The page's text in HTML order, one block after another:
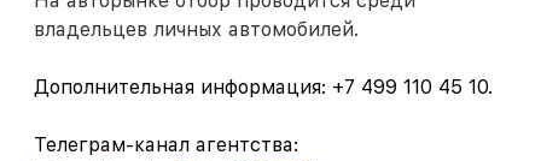
владельцев личных автомобилей.
Дополнительная информация: +7 499 110 45 10.
Телеграм-канал агентства: